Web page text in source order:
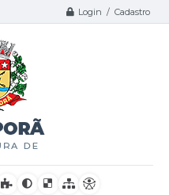
Login / Cadastro